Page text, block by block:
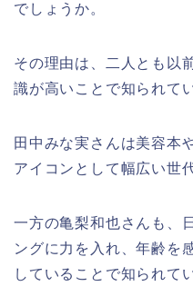
でしょうか。
その理由は、二人とも以
識が高いことで知られて
田中みな実さんは美容本
アイコンとして幅広い世
一方の亀梨和也さんも、
ングに力を入れ、年齢を
していることで知られて